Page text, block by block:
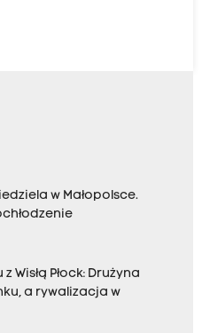
w Małopolsce.
Wisłą Płock: Drużyna
a rywalizacja w